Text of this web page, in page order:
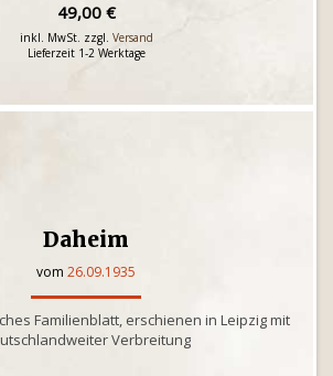
49,00 €
inkl. MwSt. zzgl. Versand
Lieferzeit 1-2 Werktage
Daheim
vom 26.09.1935
Familienblatt, erschienen in Leipzig mit
Verbreitung